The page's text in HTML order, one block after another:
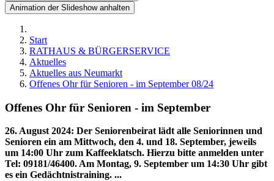
Animation der Slideshow anhalten
Start
RATHAUS & BÜRGERSERVICE
Aktuelles
Aktuelles aus Neumarkt
Offenes Ohr für Senioren - im September 08/24
Offenes Ohr für Senioren - im September
26. August 2024: Der Seniorenbeirat lädt alle Seniorinnen und
Senioren ein am Mittwoch, den 4. und 18. September, jeweils
um 14:00 Uhr zum Kaffeeklatsch. Hierzu bitte anmelden unter
Tel: 09181/46400. Am Montag, 9. September um 14:30 Uhr gibt
es ein Gedächtnistraining. ...